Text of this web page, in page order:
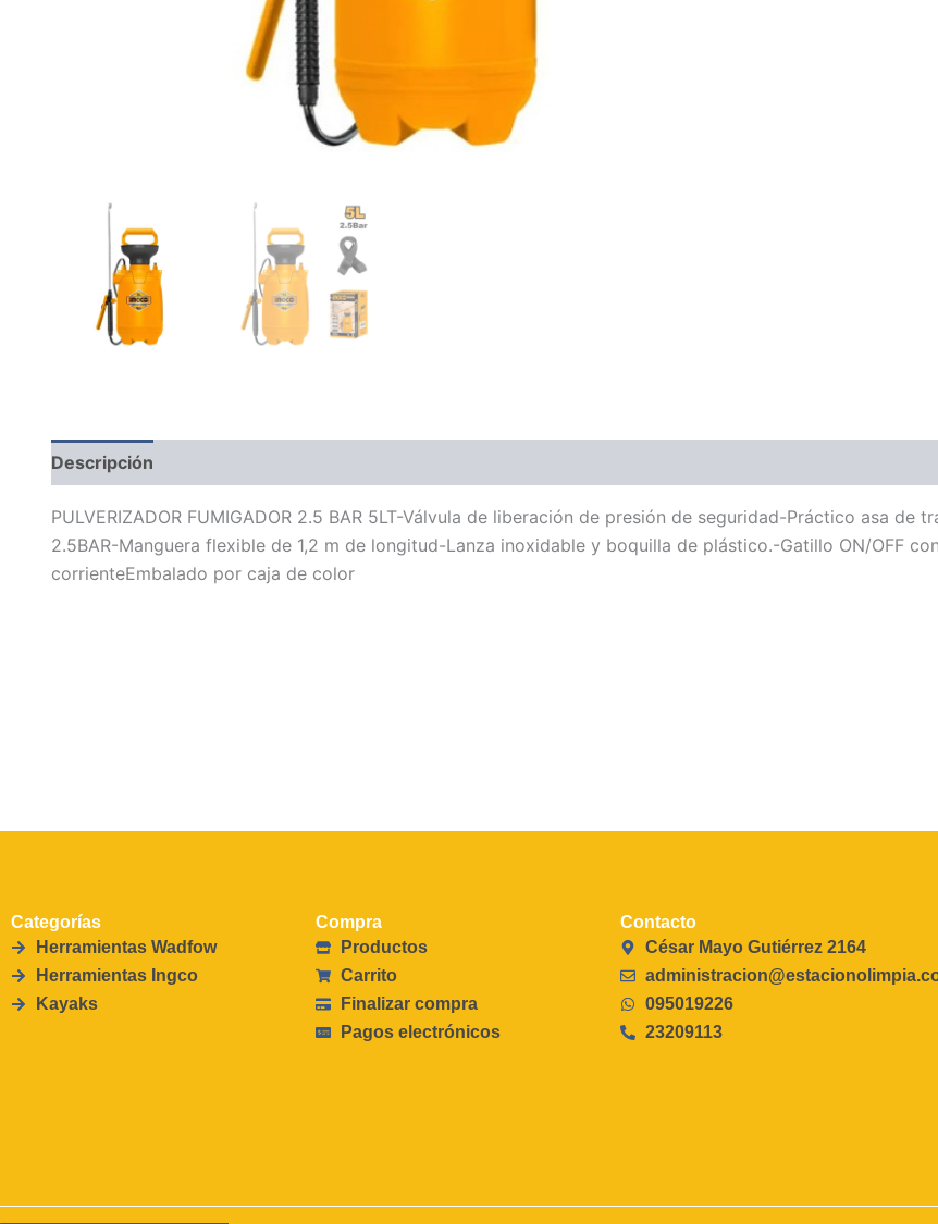
Descripción
PULVERIZADOR FUMIGADOR 2.5 BAR 5LT-Válvula de liberación de presión de seguridad-Práctico asa
2.5BAR-Manguera flexible de 1,2 m de longitud-Lanza inoxidable y boquilla de plástico.-Gatillo ON/OFF
corrienteEmbalado por caja de color
Categorías
Herramientas Wadfow
Herramientas Ingco
Kayaks
Compra
Productos
Carrito
Finalizar compra
Pagos electrónicos
Contacto
César Mayo Gutiérrez 2164
095019226
23209113